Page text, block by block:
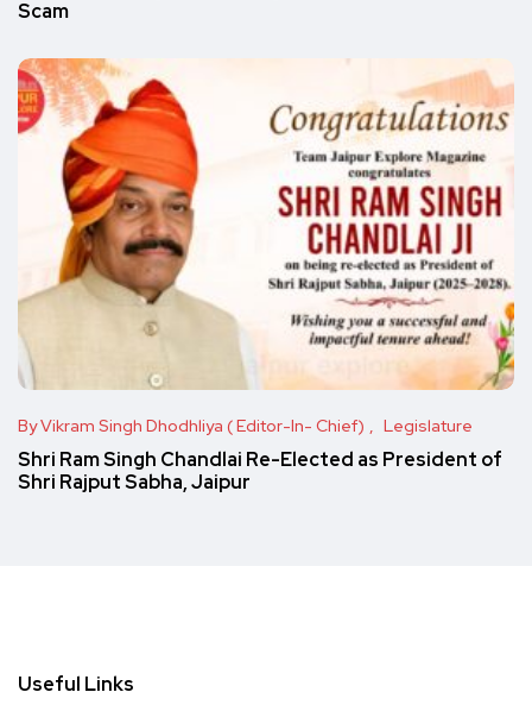
Scam
By Vikram Singh Dhodhliya ( Editor-In- Chief) Legislature
Shri Ram Singh Chandlai Re-Elected as President of
Shri Rajput Sabha, Jaipur
Useful Links